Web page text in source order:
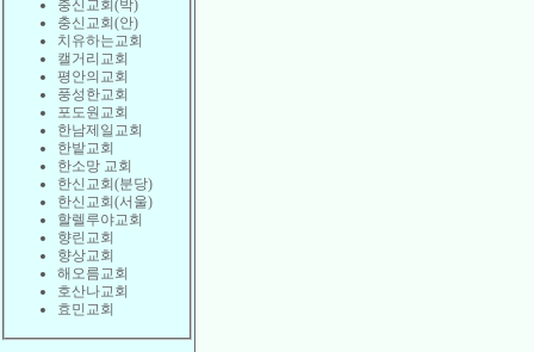
충신교회(박)
충신교회(안)
치유하는교회
캘거리교회
평안의교회
풍성한교회
포도원교회
한남제일교회
한밭교회
한소망 교회
한신교회(분당)
한신교회(서울)
할렐루야교회
향린교회
향상교회
해오름교회
호산나교회
효민교회